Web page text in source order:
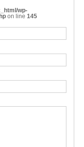
wp-
on line 145